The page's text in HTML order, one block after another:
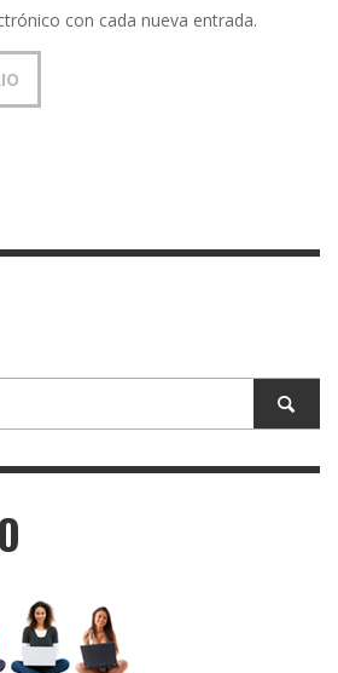
con cada nueva entrada.